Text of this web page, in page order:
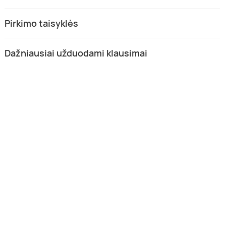
Pirkimo taisyklės
Dažniausiai užduodami klausimai